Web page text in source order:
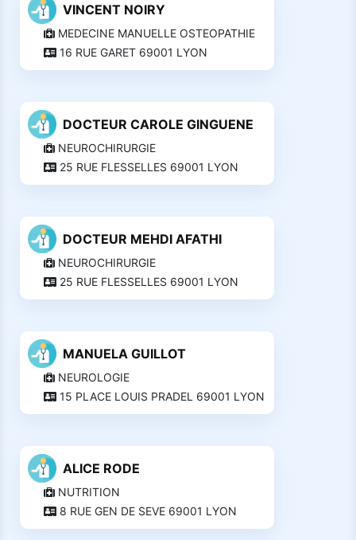
VINCENT NOIRY
MEDECINE MANUELLE OSTEOPATHIE
16 RUE GARET 69001 LYON
DOCTEUR CAROLE GINGUENE
NEUROCHIRURGIE
25 RUE FLESSELLES 69001 LYON
DOCTEUR MEHDI AFATHI
NEUROCHIRURGIE
25 RUE FLESSELLES 69001 LYON
MANUELA GUILLOT
NEUROLOGIE
15 PLACE LOUIS PRADEL 69001 LYON
ALICE RODE
NUTRITION
8 RUE GEN DE SEVE 69001 LYON